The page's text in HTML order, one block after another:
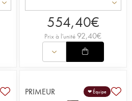
554,40€
Prix à l'unité 92,40€
PRIMEUR ❤ Équipe